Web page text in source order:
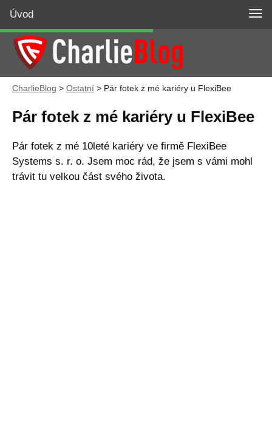
CharlieBlog > Ostatní > Pár fotek z mé kariéry u FlexiBee
Pár fotek z mé kariéry u FlexiBee
Pár fotek z mé 10leté kariéry ve firmě FlexiBee
Systems s. r. o. Jsem moc rád, že jsem s vámi mohl
trávit tu velkou část svého života.
Úvod